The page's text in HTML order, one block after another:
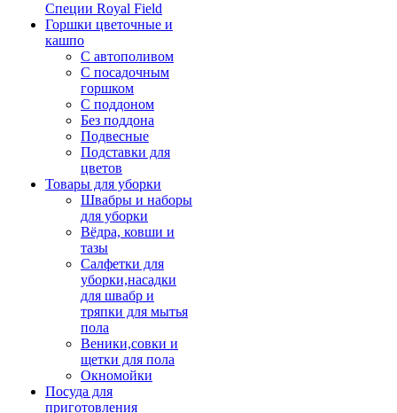
Специи Royal Field
Горшки цветочные и
кашпо
С автополивом
С посадочным
горшком
С поддоном
Без поддона
Подвесные
Подставки для
цветов
Товары для уборки
Швабры и наборы
для уборки
Вёдра, ковши и
тазы
Салфетки для
уборки,насадки
для швабр и
тряпки для мытья
пола
Веники,совки и
щетки для пола
Окномойки
Посуда для
приготовления